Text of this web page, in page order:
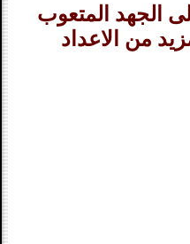
الجهد المتعوب
من الاعداد